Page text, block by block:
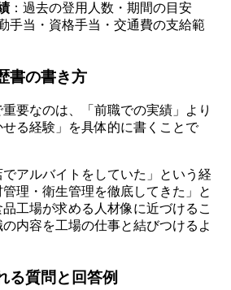
：過去の登用人数・期間の目安
手当・資格手当・交通費の支給範
書の書き方
要なのは、「前職での実績」より
る経験」を具体的に書くことで
アルバイトをしていた」という経
理・衛生管理を徹底してきた」と
工場が求める人材像に近づけるこ
内容を工場の仕事と結びつけるよ
る質問と回答例